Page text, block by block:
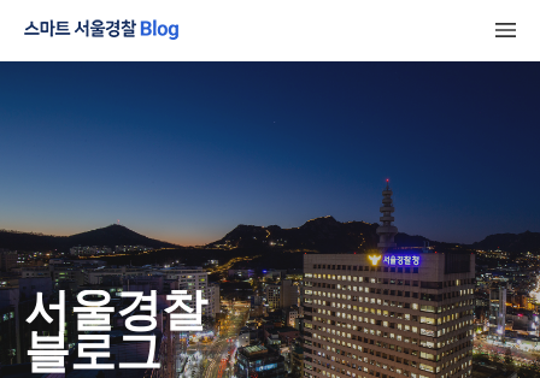
서울경찰
블로그